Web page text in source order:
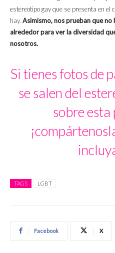
estereotipo gay que se presenta en el
hay. Asimismo, nos prueban que
alrededor para ver la diversidad
nosotros.
Si tienes fotos de
se salen del
sobre esta
TAGS LGBT
Facebook X